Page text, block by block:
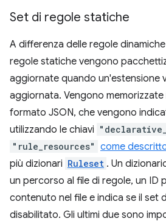
Set di regole statiche
A differenza delle regole
regole statiche vengono
aggiornate quando un'estensione
aggiornata. Vengono memorizzate
formato JSON, che vengono
utilizzando le chiavi
"rule_resources" come
più dizionari Ruleset . Un
un percorso al file di regole, un ID
contenuto nel file e indica se il set
disabilitato. Gli ultimi due sono